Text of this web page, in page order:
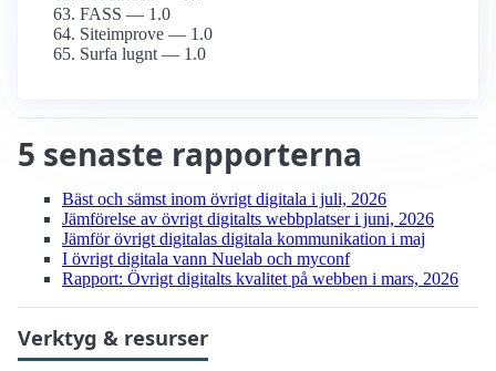
FASS — 1.0
Siteimprove — 1.0
Surfa lugnt — 1.0
5 senaste rapporterna
Bäst och sämst inom övrigt digitala i juli, 2026
Jämförelse av övrigt digitalts webbplatser i juni, 2026
Jämför övrigt digitalas digitala kommunikation i maj
I övrigt digitala vann Nuelab och myconf
Rapport: Övrigt digitalts kvalitet på webben i mars, 2026
Verktyg & resurser